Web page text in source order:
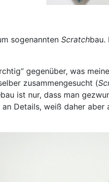
sogenannten Scratchbau.
gegenüber, was
zusammengesucht (
bau ist nur, dass man
Details, weiß daher